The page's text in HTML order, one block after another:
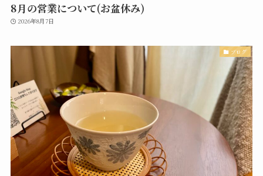
8月の営業について(お盆休み)
2026年8月7日
ブログ